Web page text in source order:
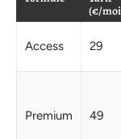
(€/
Access 29
Premium 49